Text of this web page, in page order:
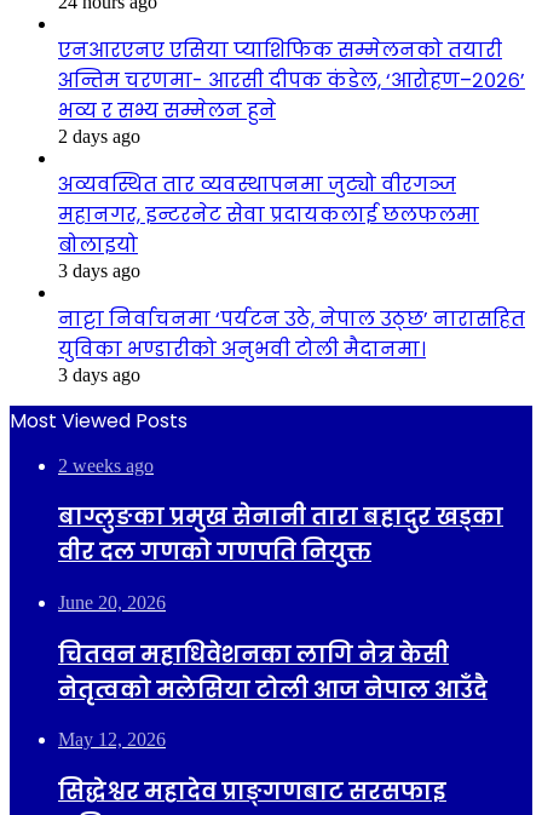
एनआरएनए एसिया प्याशिफिक सम्मेलनको तयारी
अन्तिम चरणमा- आरसी दीपक कंडेल, ‘आरोहण–२०२६’
भव्य र सभ्य सम्मेलन हुने
2 days ago
अव्यवस्थित तार व्यवस्थापनमा जुट्यो वीरगञ्ज
महानगर, इन्टरनेट सेवा प्रदायकलाई छलफलमा
बोलाइयो
3 days ago
नाट्टा निर्वाचनमा ‘पर्यटन उठे, नेपाल उठ्छ’ नारासहित
युविका भण्डारीको अनुभवी टोली मैदानमा।
3 days ago
Most Viewed Posts
2 weeks ago
बाग्लुङका प्रमुख सेनानी तारा बहादुर खड्का
वीर दल गणको गणपति नियुक्त
June 20, 2026
चितवन महाधिवेशनका लागि नेत्र केसी
नेतृत्वको मलेसिया टोली आज नेपाल आउँदै
May 12, 2026
सिद्धेश्वर महादेव प्राङ्गणबाट सरसफाइ